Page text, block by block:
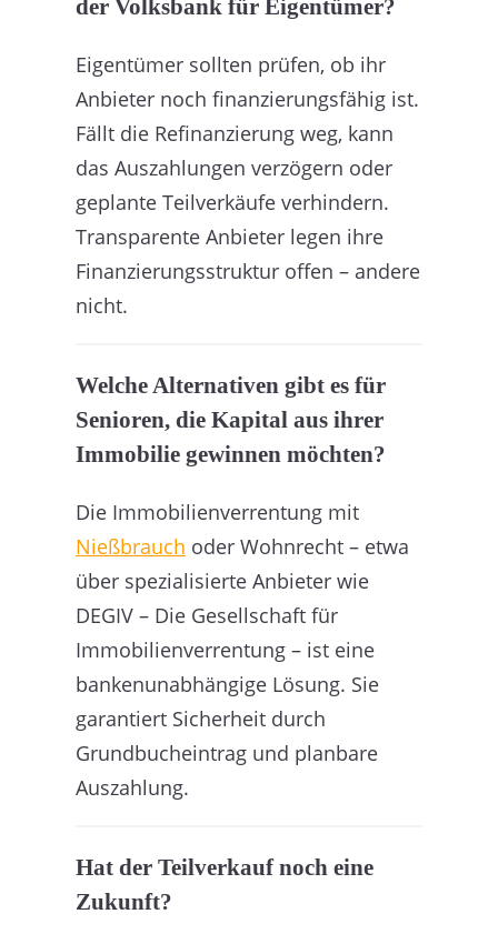
der Volksbank für Eigentümer?
Eigentümer sollten prüfen, ob ihr
Anbieter noch finanzierungsfähig ist.
Fällt die Refinanzierung weg, kann
das Auszahlungen verzögern oder
geplante Teilverkäufe verhindern.
Transparente Anbieter legen ihre
Finanzierungsstruktur offen – andere
nicht.
Welche Alternativen gibt es für
Senioren, die Kapital aus ihrer
Immobilie gewinnen möchten?
Die Immobilienverrentung mit
Nießbrauch oder Wohnrecht – etwa
über spezialisierte Anbieter wie
DEGIV – Die Gesellschaft für
Immobilienverrentung – ist eine
bankenunabhängige Lösung. Sie
garantiert Sicherheit durch
Grundbucheintrag und planbare
Auszahlung.
Hat der Teilverkauf noch eine
Zukunft?